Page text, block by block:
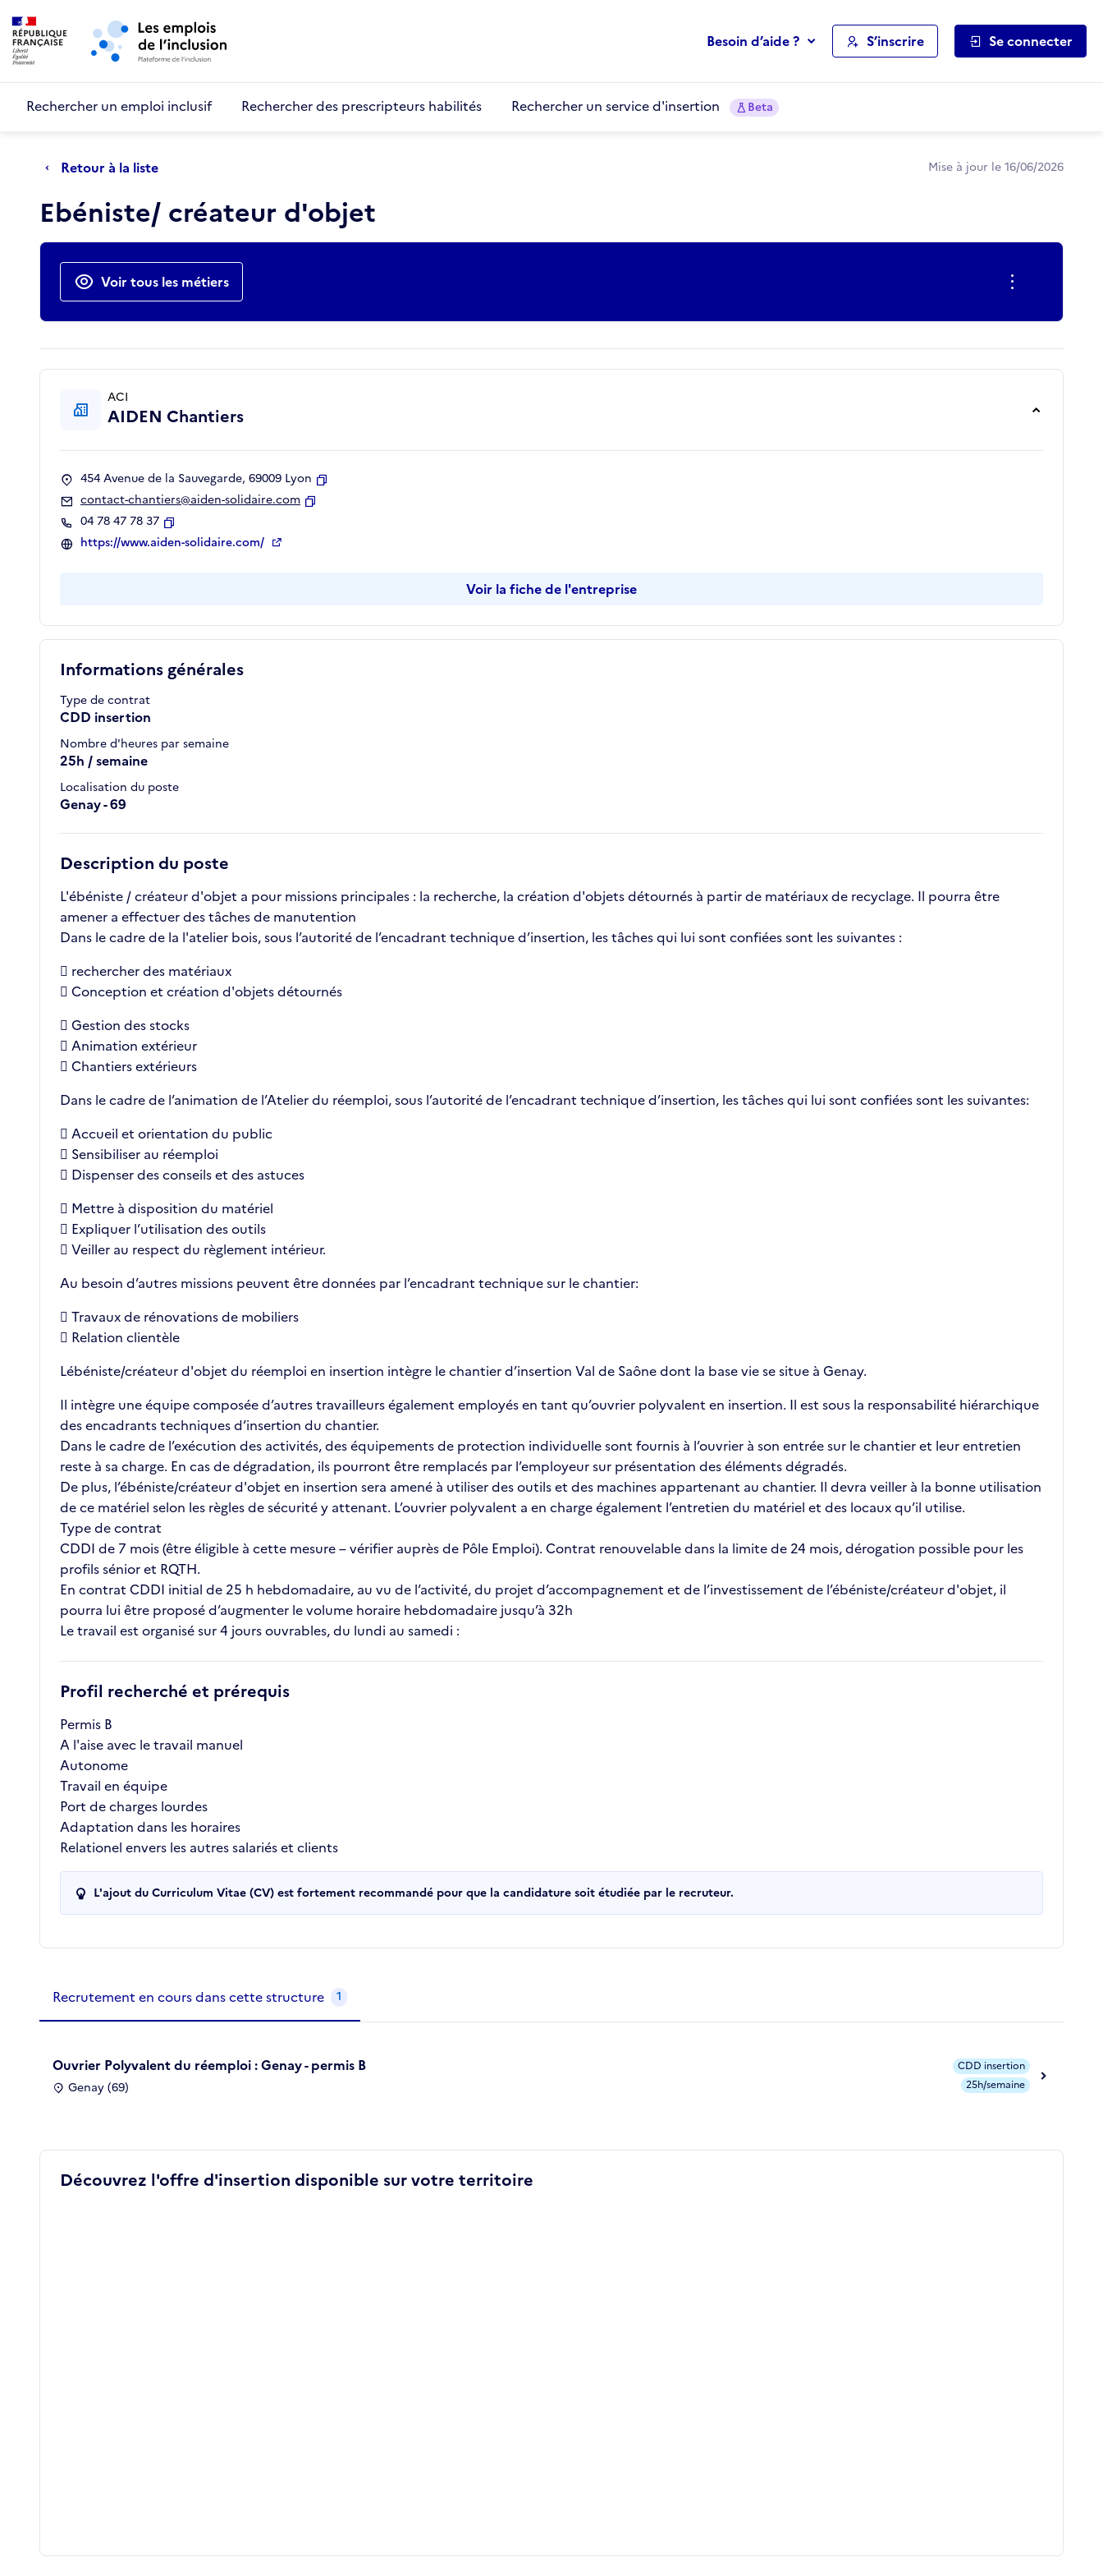
Aller au menu principal
Besoin d’aide ? S’inscrire Se connecter
Rechercher un emploi inclusif Rechercher des prescripteurs habilités Rechercher un service d'insertion Beta
Retour à la liste Mise à jour le 16/06/2026
Ebéniste/ créateur d'objet
Actions rapides
Voir tous les métiers
Informations générales
Type de contrat
CDD insertion
Nombre d'heures par semaine
25h / semaine
Localisation du poste
Genay - 69
Description du poste
L'ébéniste / créateur d'objet a pour missions principales : la recherche, la création d'objets détournés à partir de matériaux de recyclage. Il pourra être
amener a effectuer des tâches de manutention
Dans le cadre de la l'atelier bois, sous l’autorité de l’encadrant technique d’insertion, les tâches qui lui sont confiées sont les suivantes :
 rechercher des matériaux
 Conception et création d'objets détournés
 Gestion des stocks
 Animation extérieur
 Chantiers extérieurs
Dans le cadre de l’animation de l’Atelier du réemploi, sous l’autorité de l’encadrant technique d’insertion, les tâches qui lui sont confiées sont les suivantes:
 Accueil et orientation du public
 Sensibiliser au réemploi
 Dispenser des conseils et des astuces
 Mettre à disposition du matériel
 Expliquer l’utilisation des outils
 Veiller au respect du règlement intérieur.
Au besoin d’autres missions peuvent être données par l’encadrant technique sur le chantier:
 Travaux de rénovations de mobiliers
 Relation clientèle
Lébéniste/créateur d'objet du réemploi en insertion intègre le chantier d’insertion Val de Saône dont la base vie se situe à Genay.
Il intègre une équipe composée d’autres travailleurs également employés en tant qu’ouvrier polyvalent en insertion. Il est sous la responsabilité hiérarchique
des encadrants techniques d’insertion du chantier.
Dans le cadre de l’exécution des activités, des équipements de protection individuelle sont fournis à l’ouvrier à son entrée sur le chantier et leur entretien
reste à sa charge. En cas de dégradation, ils pourront être remplacés par l’employeur sur présentation des éléments dégradés.
De plus, l’ébéniste/créateur d'objet en insertion sera amené à utiliser des outils et des machines appartenant au chantier. Il devra veiller à la bonne utilisation
de ce matériel selon les règles de sécurité y attenant. L’ouvrier polyvalent a en charge également l’entretien du matériel et des locaux qu’il utilise.
Type de contrat
CDDI de 7 mois (être éligible à cette mesure – vérifier auprès de Pôle Emploi). Contrat renouvelable dans la limite de 24 mois, dérogation possible pour les
profils sénior et RQTH.
En contrat CDDI initial de 25 h hebdomadaire, au vu de l’activité, du projet d’accompagnement et de l’investissement de l’ébéniste/créateur d'objet, il
pourra lui être proposé d’augmenter le volume horaire hebdomadaire jusqu’à 32h
Le travail est organisé sur 4 jours ouvrables, du lundi au samedi :
Profil recherché et prérequis
Permis B
A l'aise avec le travail manuel
Autonome
Travail en équipe
Port de charges lourdes
Adaptation dans les horaires
Relationel envers les autres salariés et clients
L'ajout du Curriculum Vitae (CV) est fortement recommandé pour que la candidature soit étudiée par le recruteur.
ACI
AIDEN Chantiers
454 Avenue de la Sauvegarde, 69009 Lyon
contact-chantiers@aiden-solidaire.com
04 78 47 78 37
Copier
https://www.aiden-solidaire.com/
Voir la fiche de l'entreprise
Recrutements de la structure
Recrutement en cours dans cette structure 1
Ouvrier Polyvalent du réemploi : Genay - permis B
Genay (69)
CDD insertion
25h/semaine
Découvrez l'offre d'insertion disponible sur votre territoire